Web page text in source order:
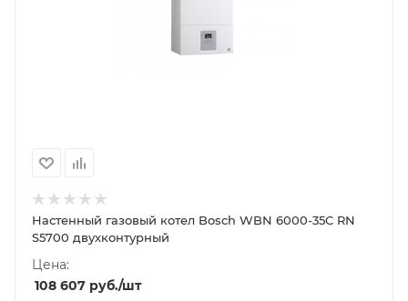
Настенный газовый котел Bosch WBN 6000-35C RN
S5700 двухконтурный
Цена:
108 607 руб./шт